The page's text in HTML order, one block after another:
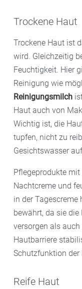
Trockene Haut
Trockene Haut ist
wird. Gleichzeitig
Feuchtigkeit. Hier
Reinigung wie
Reinigungsmilch
Haut auch von
Wichtig ist, die
tupfen, nicht zu
Gesichtswasser
Pflegeprodukte
Nachtcreme und
in der Tagescreme
bewährt, da sie
versorgen als
Hautbarriere
Schutzfunktion
Reife Haut